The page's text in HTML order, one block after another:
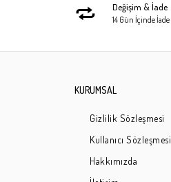
Değişim & İade
14 Gün İçinde İade
KURUMSAL
Gizlilik Sözleşmesi
Kullanıcı Sözleşmesi
Hakkımızda